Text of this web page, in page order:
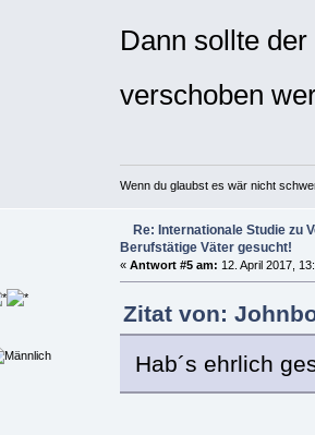
Dann sollte
verschoben
Wenn du glaubst es wär nicht
Re: Internationale Studie zu
Berufstätige Väter gesucht!
« Antwort #5 am: 12. April 2017,
Zitat von:
Hab´s ehrlich